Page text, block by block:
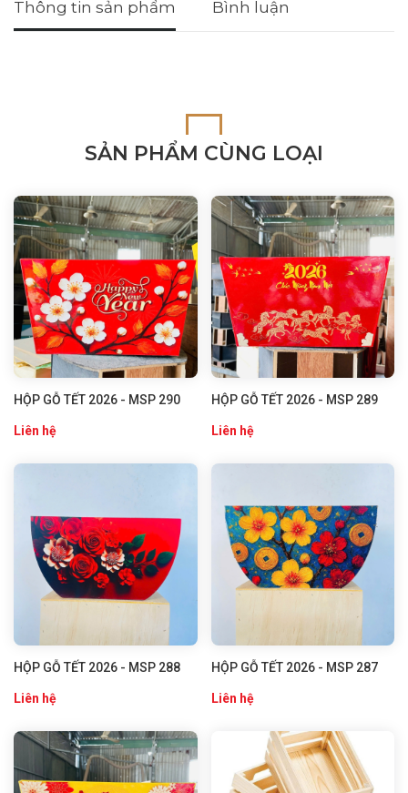
Thông tin sản phẩm Bình luận
SẢN PHẨM CÙNG LOẠI
HỘP GỖ TẾT 2026 - MSP 290
Liên hệ
HỘP GỖ TẾT 2026 - MSP 289
Liên hệ
HỘP GỖ TẾT 2026 - MSP 288
Liên hệ
HỘP GỖ TẾT 2026 - MSP 287
Liên hệ